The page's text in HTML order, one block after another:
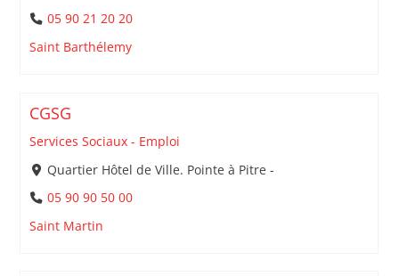
05 90 21 20 20
Saint Barthélemy
CGSG
Services Sociaux - Emploi
Quartier Hôtel de Ville. Pointe à Pitre -
05 90 90 50 00
Saint Martin